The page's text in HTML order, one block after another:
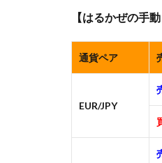
【はるかぜの手
通貨ペア
EUR/JPY